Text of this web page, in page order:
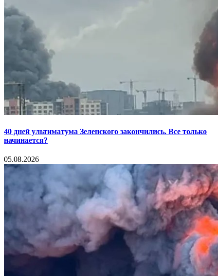
40 дней ультиматума Зеленского закончились. Все только
начинается?
05.08.2026